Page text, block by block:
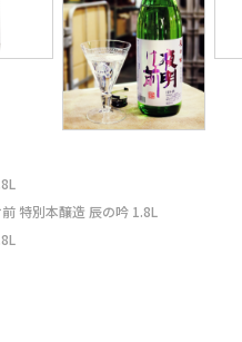
特別本醸造 辰の吟 1.8L